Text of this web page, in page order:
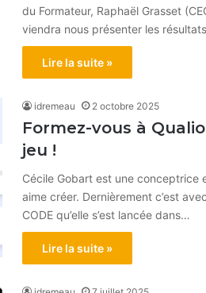
du Formateur, Raphaël Grasset
viendra nous présenter les
Lire la suite »
idremeau 2 octobre 2025
Formez-vous à
jeu !
Cécile Gobart est une conceptrice
aime créer. Dernièrement c’est
CODE qu’elle s’est lancée dans…
Lire la suite »